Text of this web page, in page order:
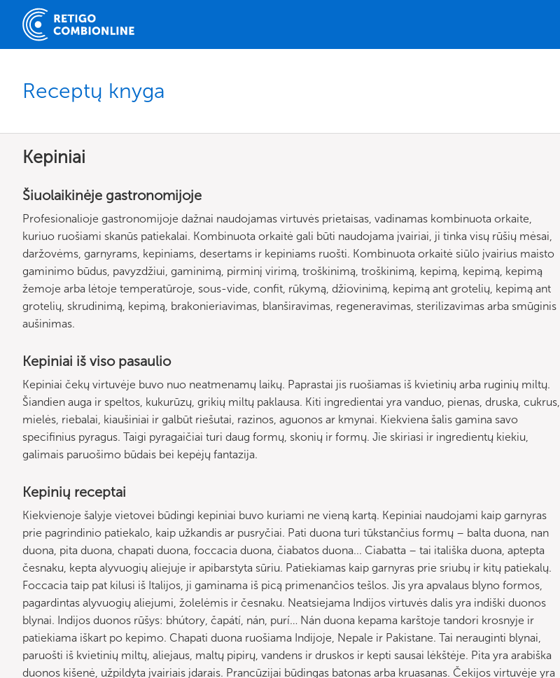
Receptų knyga
Kepiniai
Šiuolaikinėje gastronomijoje
Profesionalioje gastronomijoje dažnai naudojamas virtuvės prietaisas, vadinamas kombinuota orkaite,
kuriuo ruošiami skanūs patiekalai. Kombinuota orkaitė gali būti naudojama įvairiai, ji tinka visų rūšių mėsai,
daržovėms, garnyrams, kepiniams, desertams ir kepiniams ruošti. Kombinuota orkaitė siūlo įvairius maisto
gaminimo būdus, pavyzdžiui, gaminimą, pirminį virimą, troškinimą, troškinimą, kepimą, kepimą, kepimą
žemoje arba lėtoje temperatūroje, sous-vide, confit, rūkymą, džiovinimą, kepimą ant grotelių, kepimą ant
grotelių, skrudinimą, kepimą, brakonieriavimas, blanširavimas, regeneravimas, sterilizavimas arba smūginis
aušinimas.
Kepiniai iš viso pasaulio
Kepiniai čekų virtuvėje buvo nuo neatmenamų laikų. Paprastai jis ruošiamas iš kvietinių arba ruginių miltų.
Šiandien auga ir speltos, kukurūzų, grikių miltų paklausa. Kiti ingredientai yra vanduo, pienas, druska, cukrus,
mielės, riebalai, kiaušiniai ir galbūt riešutai, razinos, aguonos ar kmynai. Kiekviena šalis gamina savo
specifinius pyragus. Taigi pyragaičiai turi daug formų, skonių ir formų. Jie skiriasi ir ingredientų kiekiu,
galimais paruošimo būdais bei kepėjų fantazija.
Kepinių receptai
Kiekvienoje šalyje vietovei būdingi kepiniai buvo kuriami ne vieną kartą. Kepiniai naudojami kaip garnyras
prie pagrindinio patiekalo, kaip užkandis ar pusryčiai. Pati duona turi tūkstančius formų – balta duona, nan
duona, pita duona, chapati duona, foccacia duona, čiabatos duona... Ciabatta – tai itališka duona, aptepta
česnaku, kepta alyvuogių aliejuje ir apibarstyta sūriu. Patiekiamas kaip garnyras prie sriubų ir kitų patiekalų.
Foccacia taip pat kilusi iš Italijos, ji gaminama iš picą primenančios tešlos. Jis yra apvalaus blyno formos,
pagardintas alyvuogių aliejumi, žolelėmis ir česnaku. Neatsiejama Indijos virtuvės dalis yra indiški duonos
blynai. Indijos duonos rūšys: bhútory, čapátí, nán, purí… Nán duona kepama karštoje tandori krosnyje ir
patiekiama iškart po kepimo. Chapati duona ruošiama Indijoje, Nepale ir Pakistane. Tai nerauginti blynai,
paruošti iš kvietinių miltų, aliejaus, maltų pipirų, vandens ir druskos ir kepti sausai lėkštėje. Pita yra arabiška
duonos kišenė, užpildyta įvairiais įdarais. Prancūzijai būdingas batonas arba kruasanas. Čekijos virtuvėje yra